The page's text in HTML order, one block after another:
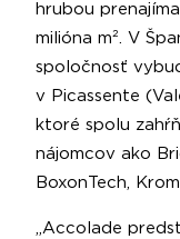
hrubou
milióna m². V
spoločnosť
v Picassente
ktoré spolu
nájomcov ako
BoxonTech,
„Accolade